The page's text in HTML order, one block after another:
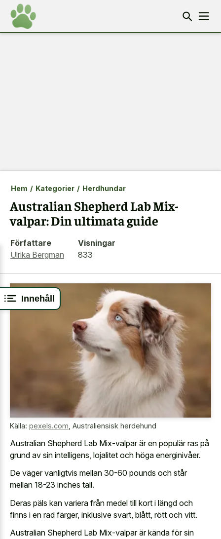
Innehåll
Hem / Kategorier / Herdhundar
Australian Shepherd Lab Mix-
valpar: Din ultimata guide
Författare
Ulrika Bergman
Visningar
833
Källa: pexels.com Australiensisk herdehund
Australian Shepherd Lab Mix-valpar är en populär ras på
grund av sin intelligens, lojalitet och höga energinivåer.
De väger vanligtvis mellan 30-60 pounds och står
mellan 18-23 inches tall.
Deras päls kan variera från medel till kort i längd och
finns i en rad färger, inklusive svart, blått, rött och vitt.
Australian Shepherd Lab Mix-valpar är kända för sin